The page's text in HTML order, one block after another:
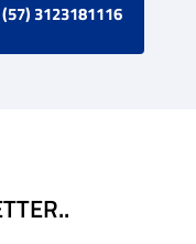
(57) 3123181116